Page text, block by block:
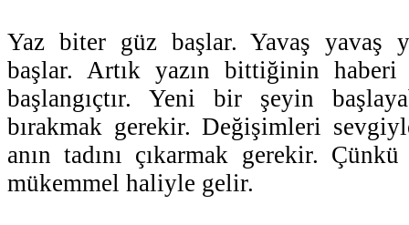
Yaz biter güz başlar. Yavaş yavaş
başlar. Artık yazın bittiğinin
başlangıçtır. Yeni bir şeyin
bırakmak gerekir. Değişimleri
anın tadını çıkarmak gerekir.
mükemmel haliyle gelir.